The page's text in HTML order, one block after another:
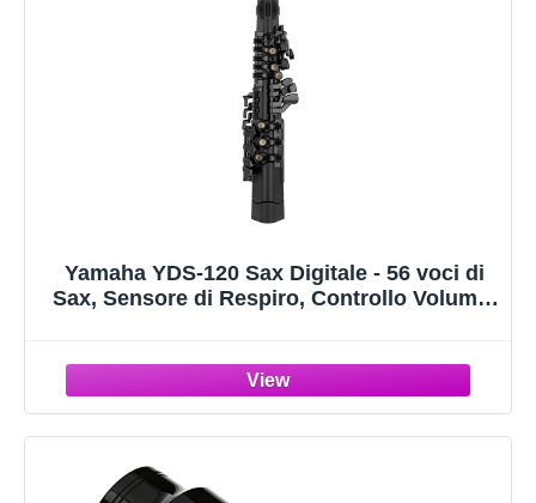
Yamaha YDS-120 Sax Digitale - 56 voci di
Sax, Sensore di Respiro, Controllo Volume,
Personalizzazione tramite App